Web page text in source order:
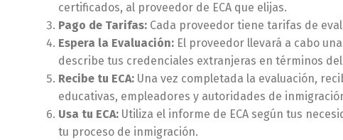
certificados, al proveedor de ECA que elijas.
Pago de Tarifas: Cada proveedor tiene tarifas de
Espera la Evaluación: El proveedor llevará a cabo
describe tus credenciales extranjeras en términos
Recibe tu ECA: Una vez completada la evaluación,
educativas, empleadores y autoridades de
Usa tu ECA: Utiliza el informe de ECA según tus
tu proceso de inmigración.